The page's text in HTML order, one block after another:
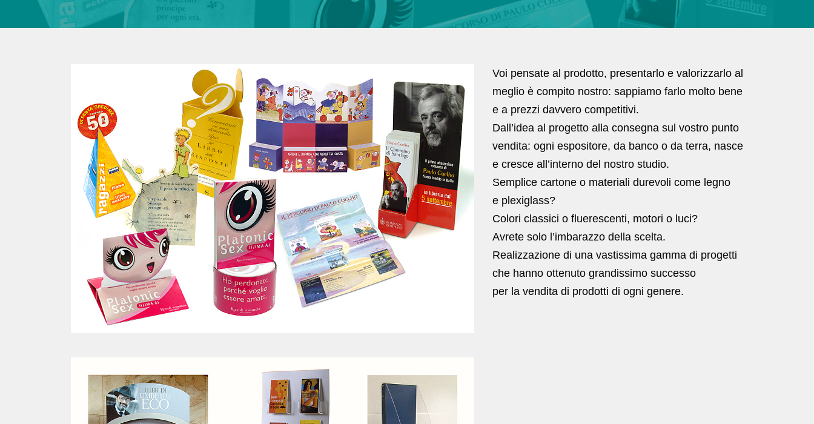
Voi pensate al prodotto, presentarlo e valorizzarlo al
meglio è compito nostro: sappiamo farlo molto bene
e a prezzi davvero competitivi.
Dall’idea al progetto alla consegna sul vostro punto
vendita: ogni espositore, da banco o da terra, nasce
e cresce all’interno del nostro studio.
Semplice cartone o materiali durevoli come legno
e plexiglass?
Colori classici o fluerescenti, motori o luci?
Avrete solo l’imbarazzo della scelta.
Realizzazione di una vastissima gamma di progetti
che hanno ottenuto grandissimo successo
per la vendita di prodotti di ogni genere.